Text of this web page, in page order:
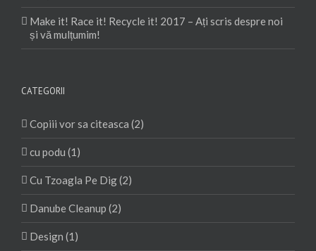
Make it! Race it! Recycle it! 2017 – Ați scris despre noi
și vă mulțumim!
CATEGORII
Copiii vor sa citeasca (2)
cu podu (1)
Cu Tzoagla Pe Dig (2)
Danube Cleanup (2)
Design (1)